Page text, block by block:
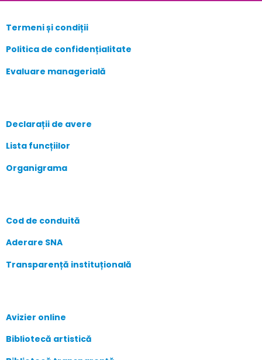
Termeni și condiții
Politica de confidențialitate
Evaluare managerială
Declarații de avere
Lista funcțiilor
Organigrama
Cod de conduită
Aderare SNA
Transparență instituțională
Avizier online
Bibliotecă artistică